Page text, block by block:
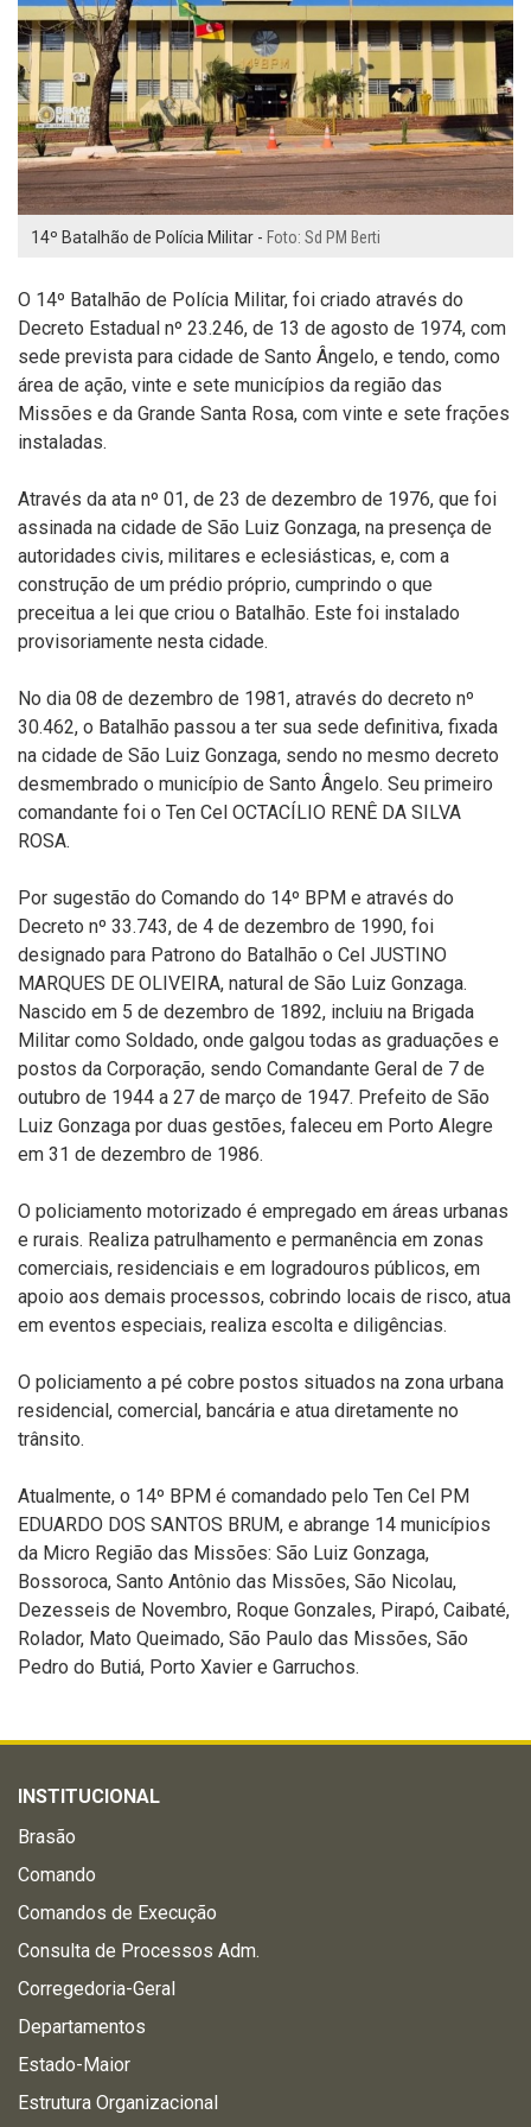
14º Batalhão de Polícia Militar - Foto: Sd PM Berti
O 14º Batalhão de Polícia Militar, foi criado através do
Decreto Estadual nº 23.246, de 13 de agosto de 1974, com
sede prevista para cidade de Santo Ângelo, e tendo, como
área de ação, vinte e sete municípios da região das
Missões e da Grande Santa Rosa, com vinte e sete frações
instaladas.
Através da ata nº 01, de 23 de dezembro de 1976, que foi
assinada na cidade de São Luiz Gonzaga, na presença de
autoridades civis, militares e eclesiásticas, e, com a
construção de um prédio próprio, cumprindo o que
preceitua a lei que criou o Batalhão. Este foi instalado
provisoriamente nesta cidade.
No dia 08 de dezembro de 1981, através do decreto nº
30.462, o Batalhão passou a ter sua sede definitiva, fixada
na cidade de São Luiz Gonzaga, sendo no mesmo decreto
desmembrado o município de Santo Ângelo. Seu primeiro
comandante foi o Ten Cel OCTACÍLIO RENÊ DA SILVA
ROSA.
Por sugestão do Comando do 14º BPM e através do
Decreto nº 33.743, de 4 de dezembro de 1990, foi
designado para Patrono do Batalhão o Cel JUSTINO
MARQUES DE OLIVEIRA, natural de São Luiz Gonzaga.
Nascido em 5 de dezembro de 1892, incluiu na Brigada
Militar como Soldado, onde galgou todas as graduações e
postos da Corporação, sendo Comandante Geral de 7 de
outubro de 1944 a 27 de março de 1947. Prefeito de São
Luiz Gonzaga por duas gestões, faleceu em Porto Alegre
em 31 de dezembro de 1986.
O policiamento motorizado é empregado em áreas urbanas
e rurais. Realiza patrulhamento e permanência em zonas
comerciais, residenciais e em logradouros públicos, em
apoio aos demais processos, cobrindo locais de risco, atua
em eventos especiais, realiza escolta e diligências.
O policiamento a pé cobre postos situados na zona urbana
residencial, comercial, bancária e atua diretamente no
trânsito.
Atualmente, o 14º BPM é comandado pelo Ten Cel PM
EDUARDO DOS SANTOS BRUM, e abrange 14 municípios
da Micro Região das Missões: São Luiz Gonzaga,
Bossoroca, Santo Antônio das Missões, São Nicolau,
Dezesseis de Novembro, Roque Gonzales, Pirapó, Caibaté,
Rolador, Mato Queimado, São Paulo das Missões, São
Pedro do Butiá, Porto Xavier e Garruchos.
INSTITUCIONAL
Brasão
Comando
Comandos de Execução
Consulta de Processos Adm.
Corregedoria-Geral
Departamentos
Estado-Maior
Estrutura Organizacional